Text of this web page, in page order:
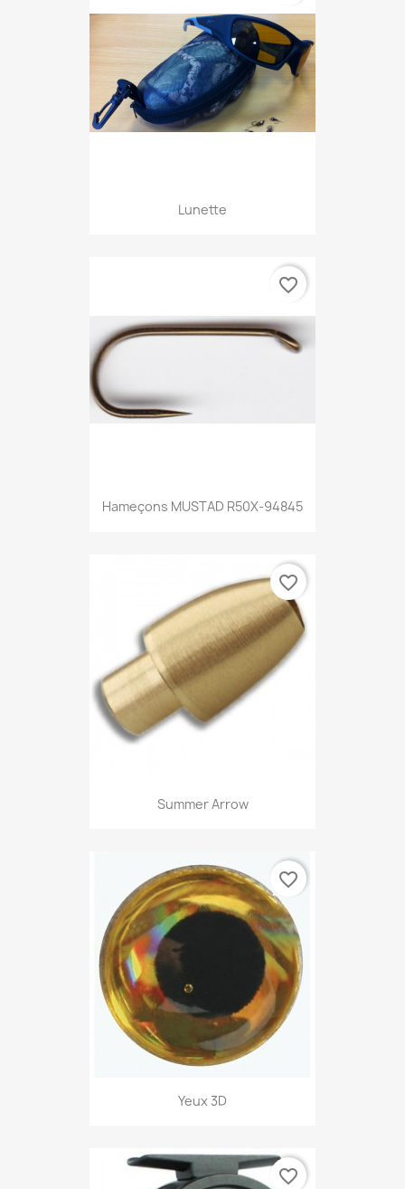
Lunette
Hameçons MUSTAD R50X-94845
favorite_border
Summer Arrow
favorite_border
Yeux 3D
favorite_border
favorite_border